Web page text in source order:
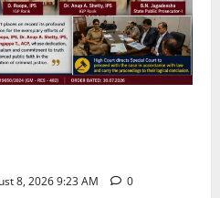
8, 2026 9:23 AM 0